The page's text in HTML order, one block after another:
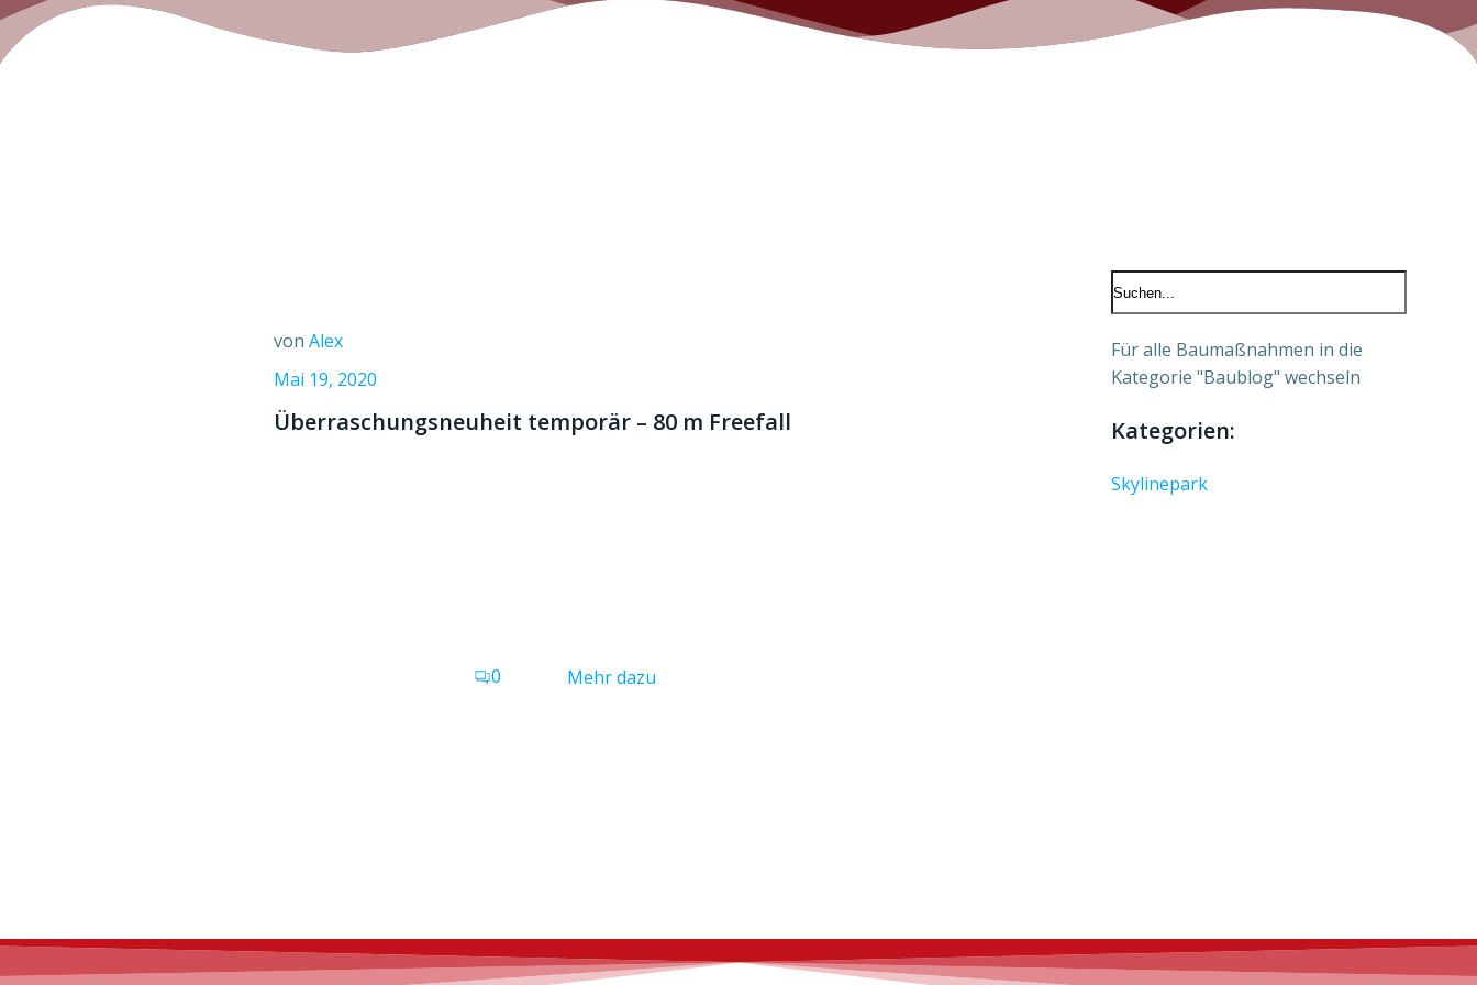
von Alex
Mai 19, 2020
Überraschungsneuheit temporär – 80 m Freefall
0 Mehr dazu
Für alle Baumaßnahmen in die
Kategorie "Baublog" wechseln
Kategorien:
Skylinepark